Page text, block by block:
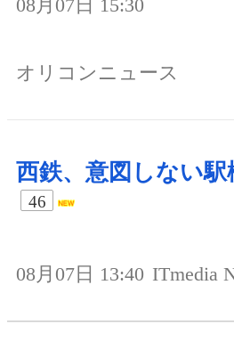
08月07日 15:30
オリコンニュース
西鉄、意図しない駅
46
08月07日 13:40 ITmedia